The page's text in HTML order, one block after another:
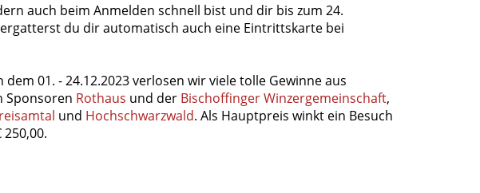
auch beim Anmelden schnell bist und dir bis zum 24.
du dir automatisch auch eine Eintrittskarte bei
01. - 24.12.2023 verlosen wir viele tolle Gewinne aus
Sponsoren Rothaus und der Bischoffinger Winzergemeinschaft,
und Hochschwarzwald. Als Hauptpreis winkt ein Besuch